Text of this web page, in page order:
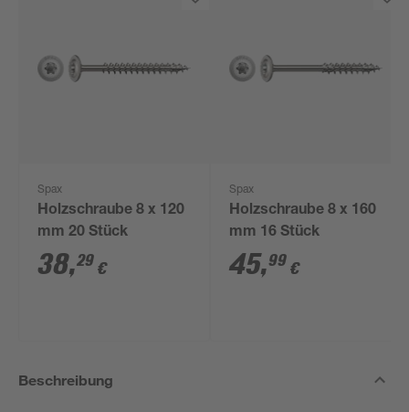
Spax
Holzschraube 8 x 120
mm 20 Stück
38,29 €
Spax
Holzschraube 8 x 160
mm 16 Stück
45,99 €
Beschreibung